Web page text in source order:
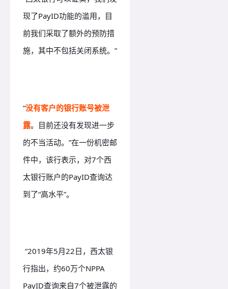
现了PayID功能的滥用，目
前我们采取了额外的预防措
施，其中不包括关闭系统。”
“没有客户的银行账号被泄
露。目前还没有发现进一步
的不当活动。”在一份机密邮
件中，该行表示，对7个西
太银行账户的PayID查询达
到了“高水平”。
“2019年5月22日，西太银
行指出，约60万个NPPA
PayID查询来自7个被泄露的